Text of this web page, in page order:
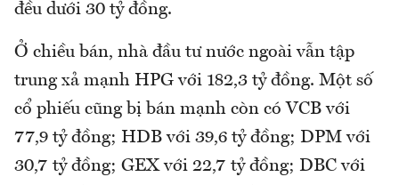
đều dưới 30 tỷ đồng.
Ở chiều bán, nhà đầu tư nước ngoài vẫn tập
trung xả mạnh HPG với 182,3 tỷ đồng. Một số
cổ phiếu cũng bị bán mạnh còn có VCB với
77,9 tỷ đồng; HDB với 39,6 tỷ đồng; DPM với
30,7 tỷ đồng; GEX với 22,7 tỷ đồng; DBC với